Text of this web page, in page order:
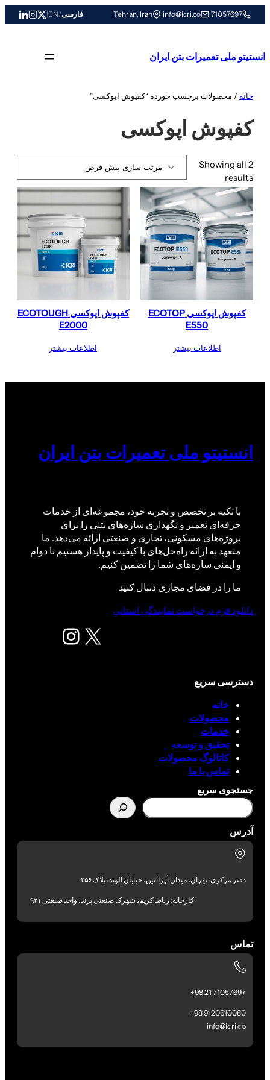
به
71057697
|
info@icri.co
|
Tehran, Iran فارسی/
EN
|
انستیتو ملی تعمیرات بتن ایران
خانه / محصولات برچسب خورده “کفپوش اپوکسی”
کفپوش اپوکسی
Showing all 2
results
کفپوش اپوکسی ECOTOP
E550
اطلاعات بیشتر
کفپوش اپوکسی ECOTOUGH
E2000
اطلاعات بیشتر
انستیتو ملی تعمیرات بتن ایران
با تکیه بر تخصص و تجربه خود، مجموعه‌ای از خدمات
حرفه‌ای تعمیر و نگهداری سازه‌های بتنی را برای
پروژه‌های مسکونی، تجاری و صنعتی ارائه می‌دهد. ما
متعهد به ارائه راه‌حل‌های با کیفیت و پایدار هستیم تا دوام
و ایمنی سازه‌های شما را تضمین کنیم.
ما را در فضای مجازی دنبال کنید
X اینستاگرم
دانلود فرم درخواست نمایندگی استانی
دسترسی سریع
خانه
محصولات
خدمات
تحقیق و توسعه
کاتالوگ محصولات
تماس با ما
جستجوی سریع
آدرس
دفتر مرکزی: تهران، میدان آرژانتین، خیابان الوند، پلاک ۲۵۶
کارخانه: رباط کریم، شهرک صنعتی پرند، واحد صنعتی ۹۲۱
تماس
71057697 21 98+
9120610080 98+
info@icri.co